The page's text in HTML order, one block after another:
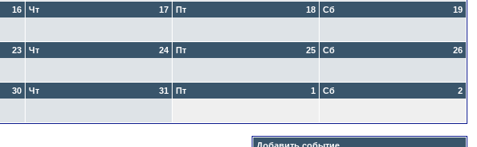
16 17
Чт 18
Пт 19
Сб
23 24
Чт 25
Пт 26
Сб
30 31
Чт 1
Пт 2
Сб